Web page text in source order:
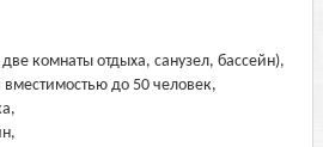
комнаты отдыха, санузел, бассейн),
до 50 человек,